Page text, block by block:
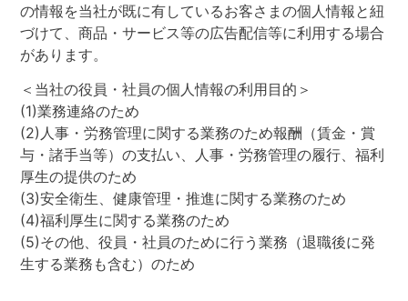
の情報を当社が既に有しているお客さまの個人情報と紐
づけて、商品・サービス等の広告配信等に利用する場合
があります。
＜当社の役員・社員の個人情報の利用目的＞
(1)業務連絡のため
(2)人事・労務管理に関する業務のため報酬（賃金・賞
与・諸手当等）の支払い、人事・労務管理の履行、福利
厚生の提供のため
(3)安全衛生、健康管理・推進に関する業務のため
(4)福利厚生に関する業務のため
(5)その他、役員・社員のために行う業務（退職後に発
生する業務も含む）のため